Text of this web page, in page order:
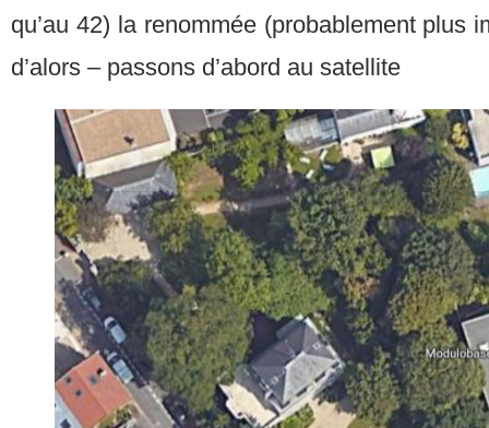
qu’au 42) la renommée (probablement plus
d’alors – passons d’abord au satellite